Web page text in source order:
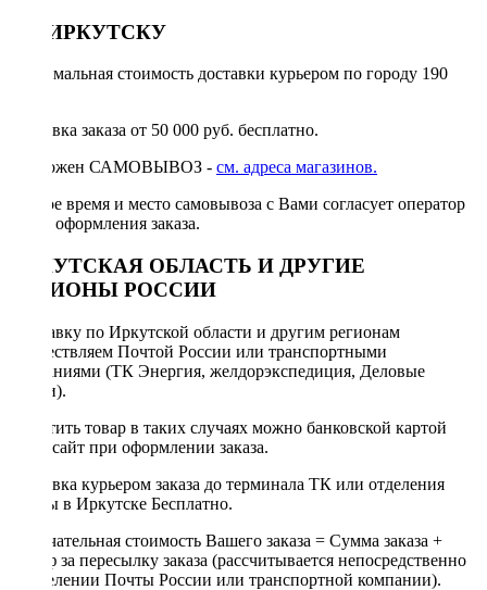
ПО ИРКУТСКУ
Минимальная стоимость доставки курьером по городу 190
Доставка заказа от 50 000 руб. бесплатно.
Возможен САМОВЫВОЗ - см. адреса магазинов.
Точное время и место самовывоза с Вами согласует оператор
после оформления заказа.
ИРКУТСКАЯ ОБЛАСТЬ И ДРУГИЕ
РЕГИОНЫ РОССИИ
Отправку по Иркутской области и другим регионам
осуществляем Почтой России или транспортными
компаниями (ТК Энергия, желдорэкспедиция, Деловые
линии).
Оплатить товар в таких случаях можно банковской картой
через сайт при оформлении заказа.
Доставка курьером заказа до терминала ТК или отделения
Почты в Иркутске Бесплатно.
Окончательная стоимость Вашего заказа = Сумма заказа +
Тариф за пересылку заказа (рассчитывается непосредственно
в отделении Почты России или транспортной компании).